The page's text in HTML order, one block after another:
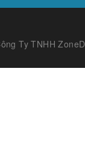
Ty TNHH